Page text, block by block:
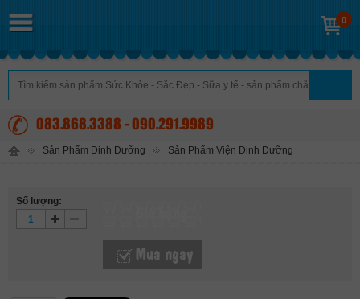
0
083.868.3388 - 090.291.9989
Sản Phẩm Dinh Dưỡng Sản Phẩm Viện Dinh Dưỡng
Số lượng:
Mua ngay